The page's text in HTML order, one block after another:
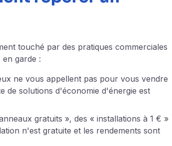
touché par des pratiques commerciales
garde :
ne vous appellent pas pour vous vendre
de solutions d'économie d'énergie est
gratuits », des « installations à 1 € »
n'est gratuite et les rendements sont